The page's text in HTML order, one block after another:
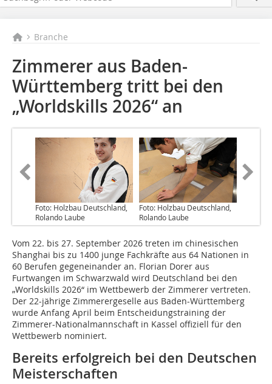
Branche
Zimmerer aus Baden-
Württemberg tritt bei den
„Worldskills 2026“ an
Foto: Holzbau Deutschland,
Rolando Laube
Foto: Holzbau Deutschland,
Rolando Laube
Vom 22. bis 27. September 2026 treten im chinesischen
Shanghai bis zu 1400 junge Fachkräfte aus 64 Nationen in
60 Berufen gegeneinander an. Florian Dorer aus
Furtwangen im Schwarzwald wird Deutschland bei den
„Worldskills 2026“ im Wettbewerb der Zimmerer vertreten.
Der 22-jährige Zimmerergeselle aus Baden-Württemberg
wurde Anfang April beim Entscheidungstraining der
Zimmerer-Nationalmannschaft in Kassel offiziell für den
Wettbewerb nominiert.
Bereits erfolgreich bei den Deutschen
Meisterschaften